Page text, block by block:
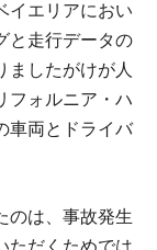
イエリアにおい
と走行データの
ましたがけが人
フォルニア・ハ
車両とドライバ
のは、事故発生